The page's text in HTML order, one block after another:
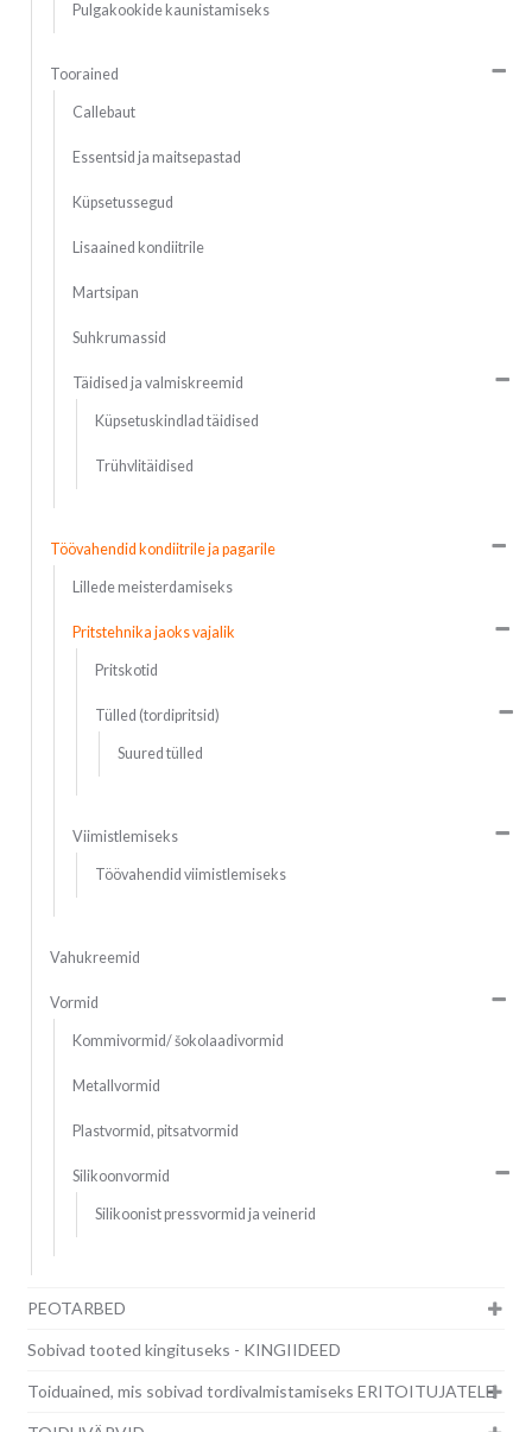
Pulgakookide kaunistamiseks
Toorained
Callebaut
Essentsid ja maitsepastad
Küpsetussegud
Lisaained kondiitrile
Martsipan
Suhkrumassid
Täidised ja valmiskreemid
Küpsetuskindlad täidised
Trühvlitäidised
Töövahendid kondiitrile ja pagarile
Lillede meisterdamiseks
Pritstehnika jaoks vajalik
Pritskotid
Tülled (tordipritsid)
Suured tülled
Viimistlemiseks
Töövahendid viimistlemiseks
Vahukreemid
Vormid
Kommivormid/ šokolaadivormid
Metallvormid
Plastvormid, pitsatvormid
Silikoonvormid
Silikoonist pressvormid ja veinerid
PEOTARBED
Sobivad tooted kingituseks - KINGIIDEED
Toiduained, mis sobivad tordivalmistamiseks ERITOITUJATELE